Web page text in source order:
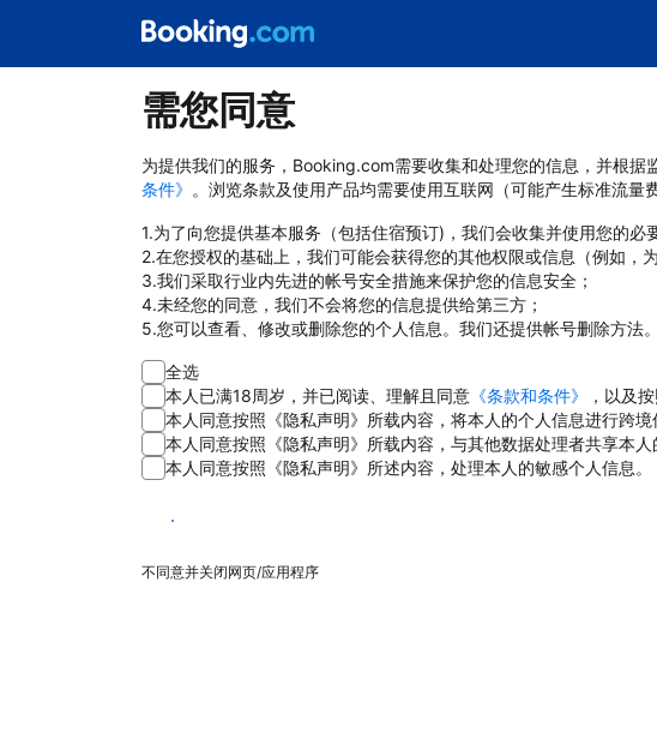
需您同意
为提供我们的服务，Booking.com需要收集和处理您的信息，并根
条件》 。浏览条款及使用产品均需要使用互联网（可能产生标准流量
1.为了向您提供基本服务（包括住宿预订)，我们会收集并使用您的必
2.在您授权的基础上，我们可能会获得您的其他权限或信息（例如，
3.我们采取行业内先进的帐号安全措施来保护您的信息安全；
4.未经您的同意，我们不会将您的信息提供给第三方；
5.您可以查看、修改或删除您的个人信息。我们还提供帐号删除方法。
全选
本人已满18周岁，并已阅读、理解且同意 《条款和条件》 ，以及
本人同意按照《隐私声明》所载内容，将本人的个人信息进行跨境
本人同意按照《隐私声明》所载内容，与其他数据处理者共享本人
本人同意按照《隐私声明》所述内容，处理本人的敏感个人信息。
同意
不同意并关闭网页/应用程序